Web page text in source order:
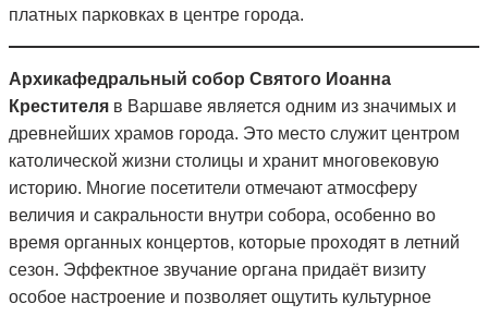
платных парковках в центре города.
Архикафедральный собор Святого Иоанна
Крестителя в Варшаве является одним из значимых и
древнейших храмов города. Это место служит центром
католической жизни столицы и хранит многовековую
историю. Многие посетители отмечают атмосферу
величия и сакральности внутри собора, особенно во
время органных концертов, которые проходят в летний
сезон. Эффектное звучание органа придаёт визиту
особое настроение и позволяет ощутить культурное